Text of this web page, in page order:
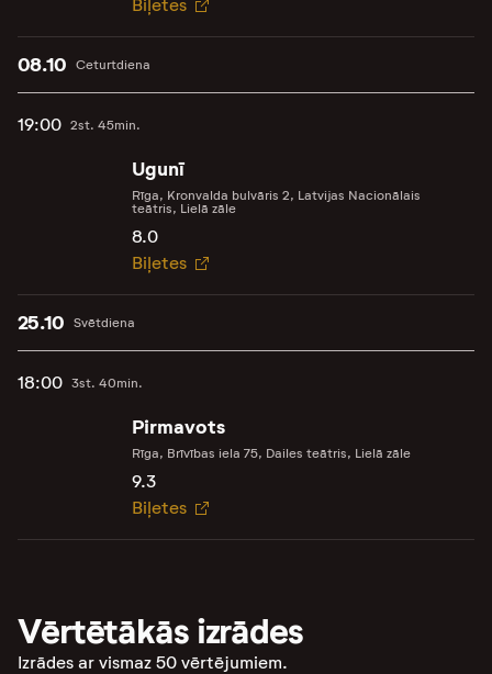
Biļetes
Ceturtdiena
08.10
19:00 2st. 45min.
Ugunī
Rīga, Kronvalda bulvāris 2, Latvijas Nacionālais
teātris, Lielā zāle
8.0
Biļetes
Svētdiena
25.10
18:00 3st. 40min.
Pirmavots
Rīga, Brīvības iela 75, Dailes teātris, Lielā zāle
9.3
Biļetes
Vērtētākās izrādes
Izrādes ar vismaz 50 vērtējumiem.